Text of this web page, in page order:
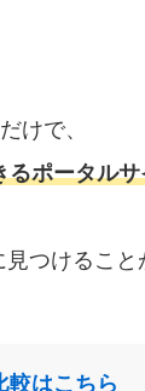
けで、
るポータル
つけること
較はこちら